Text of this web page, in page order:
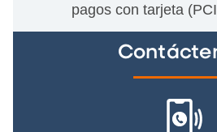
pagos con tarjeta